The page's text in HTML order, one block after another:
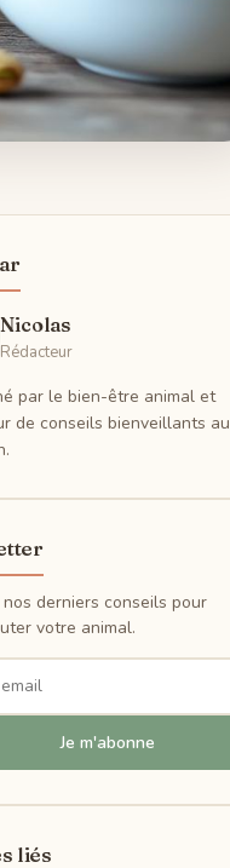
Nicolas
Rédacteur
par le bien-être animal et
de conseils bienveillants au
nos derniers conseils pour
votre animal.
Je m'abonne
liés